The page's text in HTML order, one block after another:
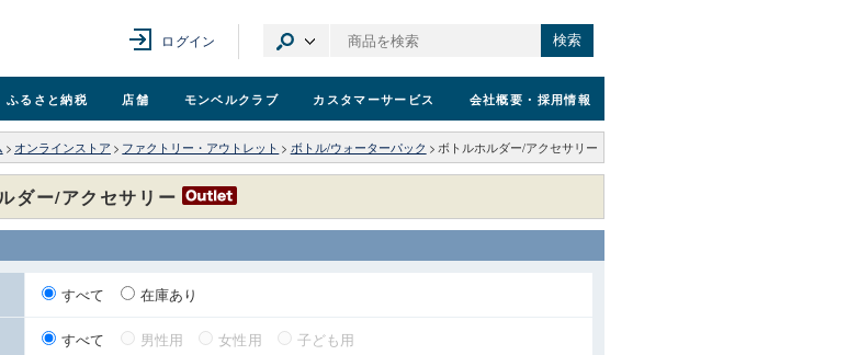
ログイン 検索
ふるさと納税 店舗 モンベルクラブ カスタマーサービス 会社概要 ・採用情報
> オンラインストア > ファクトリー・アウトレット > ボトル/ウォーターパック > ボトルホルダー/アクセサリー
ダー/アクセサリー
すべて 在庫あり
すべて 男性用 女性用 子ども用